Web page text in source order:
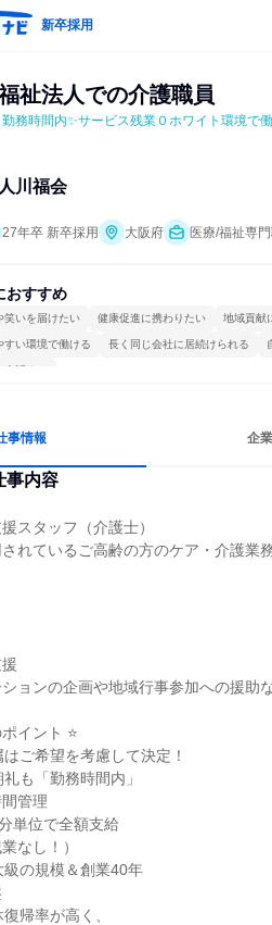
新卒採用
祉法人での介護職員
務時間内✨サービス残業０ホワイト環境で働
川福会
27年卒 新卒採用 大阪府 医療/福祉専
おすすめ
笑いを届けたい 健康促進に携わりたい 地域貢献
すい環境で働ける 長く同じ会社に居続けられる
話する
事情報 企
事内容
スタッフ（介護士）
されているご高齢の方のケア・介護業
ョンの企画や地域行事参加への援助
イント ⭐
ご希望を考慮して決定！
も「勤務時間内」
管理
単位で全額支給
なし！）
級の規模＆創業40年
帰率が高く、